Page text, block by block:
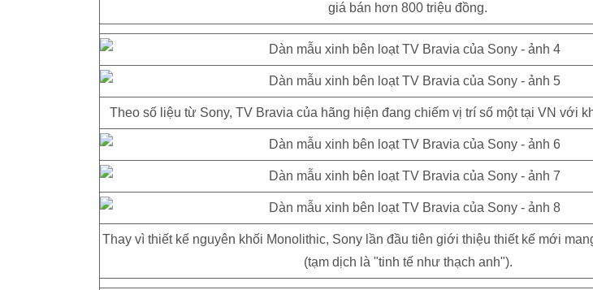
giá bán hơn 800 triệu đồng.
Theo số liệu từ Sony, TV Bravia của hãng hiện đang chiếm vị trí số một tại VN với
Thay vì thiết kế nguyên khối Monolithic, Sony lần đầu tiên giới thiệu thiết kế mới
(tạm dịch là "tinh tế như thạch anh").